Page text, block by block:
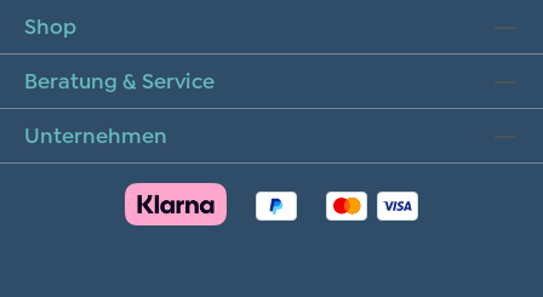
Shop
Beratung & Service
Unternehmen